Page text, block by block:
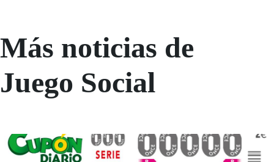
Más noticias de
Juego Social